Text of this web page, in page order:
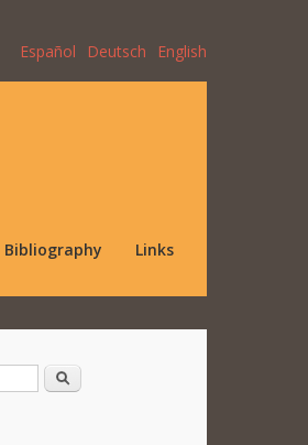
Español Deutsch English
Bibliography Links
Search